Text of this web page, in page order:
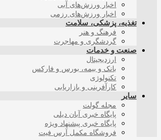
اخبار ورزش‌های آبی
اخبار ورزش‌های رزمی
تغذیه، پزشکی، سلامت
فرهنگ و هنر
گردشگری و مهاجرت
صنعت و خدمات
ارزدیجیتال
بانک و بیمه، بورس و فارکس
تکنولوژی
کارآفرینی و بازاریابی
سایر
مجله گولت
پایگاه خبری آبان دیلی
پایگاه خبری پیشنهاد ویژه
فروشگاه مکمل آرس فیت